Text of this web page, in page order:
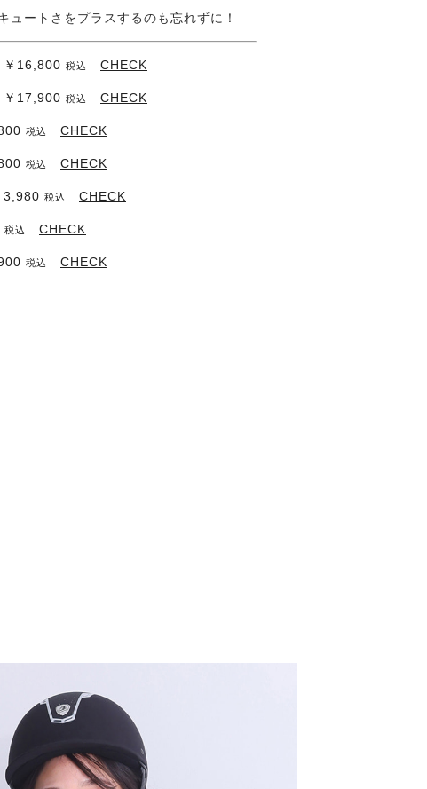
ュートさをプラスするのも忘れずに！
16,800 税込 CHECK
17,900 税込 CHECK
税込 CHECK
税込 CHECK
税込 CHECK
税込 CHECK
税込 CHECK